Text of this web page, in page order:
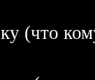
(что